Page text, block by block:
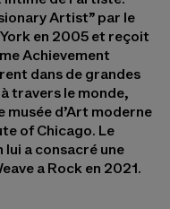
Artist” par le
en 2005 et reçoit
Achievement
dans de grandes
travers le monde,
musée d’Art moderne
of Chicago. Le
lui a consacré une
a Rock en 2021.